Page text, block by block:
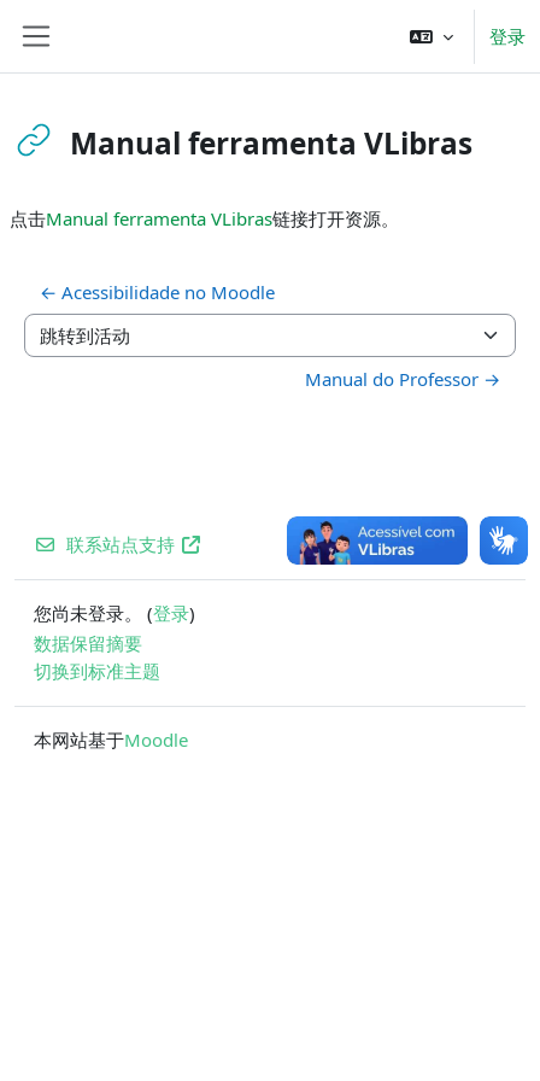
登录
Manual ferramenta VLibras
点击Manual ferramenta VLibras链接打开资源。
← Acessibilidade no Moodle
跳转到活动
Manual do Professor →
联系站点支持
您尚未登录。 (登录)
‎数据保留摘要‎
切换到标准主题
本网站基于Moodle